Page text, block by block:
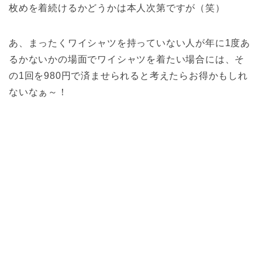
枚めを着続けるかどうかは本人次第ですが（笑）
あ、まったくワイシャツを持っていない人が年に1度あ
るかないかの場面でワイシャツを着たい場合には、そ
の1回を980円で済ませられると考えたらお得かもしれ
ないなぁ～！